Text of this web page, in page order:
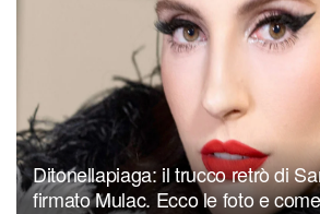
Ditonellapiaga: il trucco retrò di
firmato Mulac. Ecco le foto e